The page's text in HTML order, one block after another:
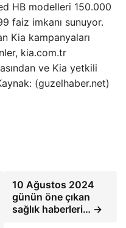
HB modelleri 150.000
faiz imkanı sunuyor.
Kia kampanyaları
kia.com.tr
ve Kia yetkili
(guzelhaber.net)
10 Ağustos 2024
günün öne çıkan
sağlık haberleri… →